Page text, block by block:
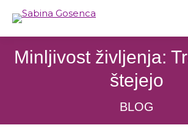
Minljivost življenja:
štejejo
BLOG